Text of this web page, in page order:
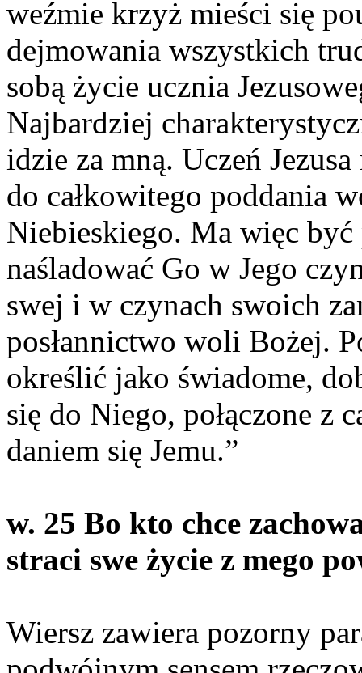
weźmie krzyż mieści się
dejmowania wszystkich
sobą życie ucz­nia
Najbardziej
idzie za mną. Uczeń
do całkowitego poddania
Niebieskiego. Ma więc być
naśladować Go w Jego
swej i w czynach swoich
posłannictwo woli Bożej.
okre­ślić jako świadome,
się do Niego, połą­czone z
daniem się Jemu.”
w. 25 Bo kto chce
straci swe życie z mego
Wiersz zawiera pozorny